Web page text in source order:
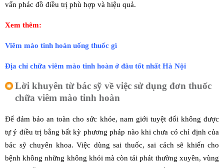
vấn phác đồ điều trị phù hợp và hiệu quả.
Xem thêm:
Viêm mào tinh hoàn uống thuốc gì
Địa chỉ chữa viêm mào tinh hoàn ở đâu tốt nhất Hà Nội
Lời khuyên từ bác sỹ về việc sử dụng đơn thuốc
chữa viêm mào tinh hoàn
Để đảm bảo an toàn cho sức khỏe, nam giới tuyệt đối không được
tự ý điều trị bằng bất kỳ phương pháp nào khi chưa có chỉ định của
bác sỹ chuyên khoa. Việc dùng sai thuốc, sai cách sẽ khiến cho
bệnh không những không khỏi mà còn tái phát thường xuyên, vùng